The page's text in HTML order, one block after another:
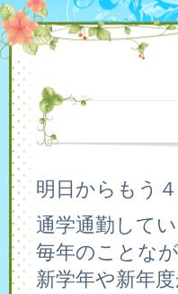
明日からもう
通学通勤して
毎年のことなが
新学年や新年